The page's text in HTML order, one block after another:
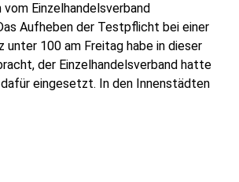
vom Einzelhandelsverband
Aufheben der Testpflicht bei einer
unter 100 am Freitag habe in dieser
der Einzelhandelsverband hatte
eingesetzt. In den Innenstädten